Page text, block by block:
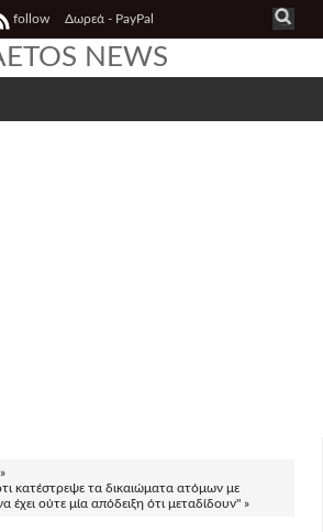
follow Δωρεά - PayPal
NEWS
κατέστρεψε τα δικαιώματα ατόμων με
έχει ούτε μία απόδειξη ότι μεταδίδουν" »